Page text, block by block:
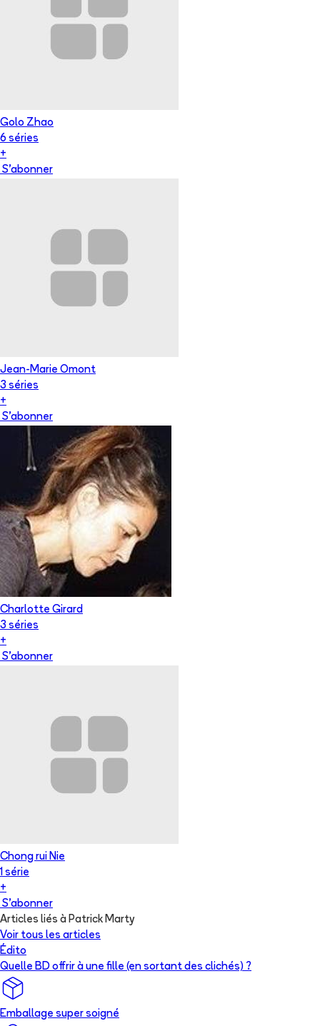
Golo Zhao
6 séries
+
S'abonner
Jean-Marie Omont
3 séries
+
S'abonner
Charlotte Girard
3 séries
+
S'abonner
Chong rui Nie
1 série
+
S'abonner
Articles liés à Patrick Marty
Voir tous les articles
Édito
Quelle BD offrir à une fille (en sortant des clichés) ?
Emballage super soigné